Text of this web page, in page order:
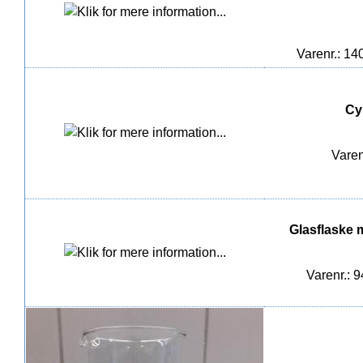
Varenr.:
Glasflaske
Varenr.: